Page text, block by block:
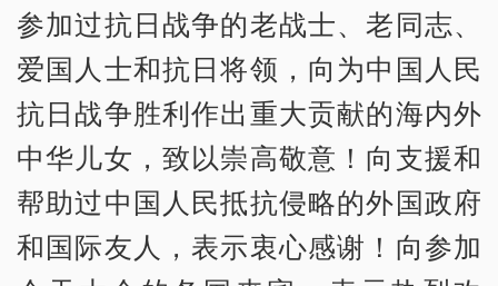
参加过抗日战争的老战士、老同志、
爱国人士和抗日将领，向为中国人民
抗日战争胜利作出重大贡献的海内外
中华儿女，致以崇高敬意！向支援和
帮助过中国人民抵抗侵略的外国政府
和国际友人，表示衷心感谢！向参加